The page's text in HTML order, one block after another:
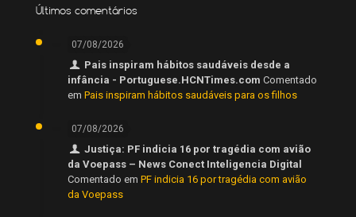
Últimos comentários
07/08/2026
Pais inspiram hábitos saudáveis desde a
infância - Portuguese.HCNTimes.com Comentado
em Pais inspiram hábitos saudáveis para os filhos
07/08/2026
Justiça: PF indicia 16 por tragédia com avião
da Voepass – News Conect Inteligencia Digital
Comentado em PF indicia 16 por tragédia com avião
da Voepass